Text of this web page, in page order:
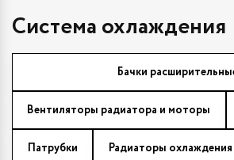
Система охлаждения
Бачки
Вентиляторы радиатора и моторы
Патрубки Радиаторы охлаждения